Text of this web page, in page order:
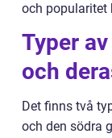
och popularitet
Typer
och
Det finns två
och den södra